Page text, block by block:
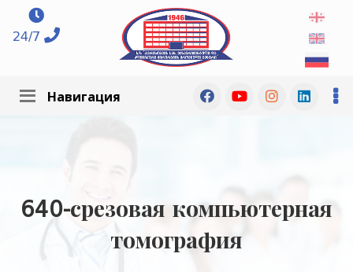
24/7
Навигация
640-срезовая компьютерная
томография